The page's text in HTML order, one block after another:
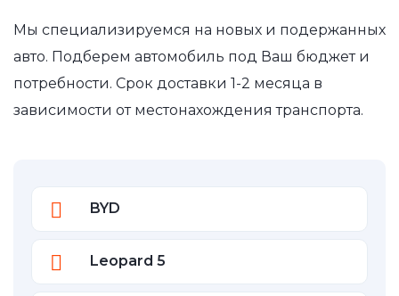
Мы специализируемся на новых и подержанных
авто. Подберем автомобиль под Ваш бюджет и
потребности. Срок доставки 1-2 месяца в
зависимости от местонахождения транспорта.
BYD
Leopard 5